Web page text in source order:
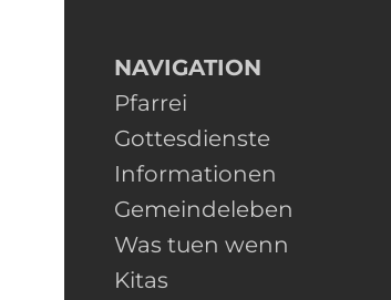
NAVIGATION
Pfarrei
Gottesdienste
Informationen
Gemeindeleben
Was tuen wenn
Kitas